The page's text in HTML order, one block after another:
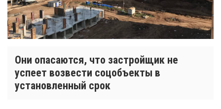
Они опасаются, что застройщик не
успеет возвести соцобъекты в
установленный срок